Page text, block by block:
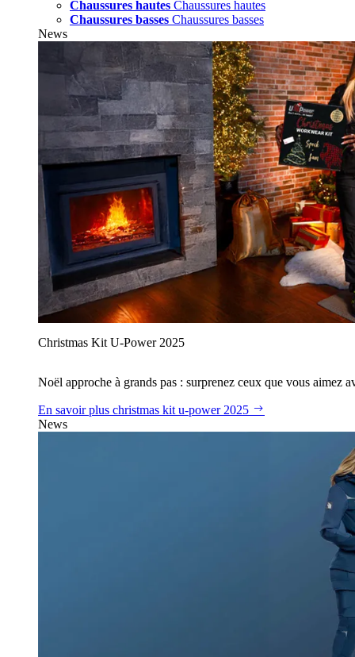
Chaussures hautes Chaussures hautes
Chaussures basses Chaussures basses
News
Christmas Kit U‑Power 2025
Noël approche à grands pas : surprenez ceux que vous aimez
En savoir plus christmas kit u‑power 2025
News